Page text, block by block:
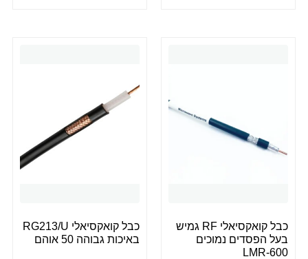
כבל קואקסיאלי RF גמיש
בעל הפסדים נמוכים
LMR-600
כבל קואקסיאלי RG213/U
באיכות גבוהה 50 אוהם